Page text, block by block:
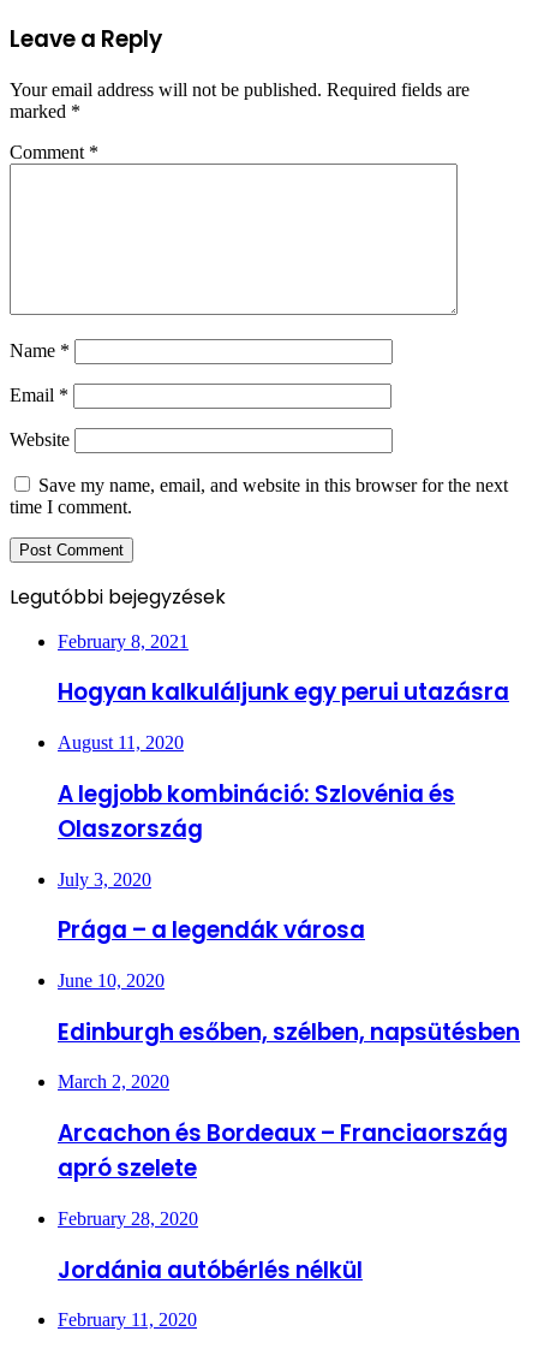
Leave a Reply
Your email address will not be published. Required fields are
marked *
Comment *
Name *
Email *
Website
Save my name, email, and website in this browser for the next
time I comment.
Legutóbbi bejegyzések
February 8, 2021
Hogyan kalkuláljunk egy perui utazásra
August 11, 2020
A legjobb kombináció: Szlovénia és
Olaszország
July 3, 2020
Prága – a legendák városa
June 10, 2020
Edinburgh esőben, szélben, napsütésben
March 2, 2020
Arcachon és Bordeaux – Franciaország
apró szelete
February 28, 2020
Jordánia autóbérlés nélkül
February 11, 2020